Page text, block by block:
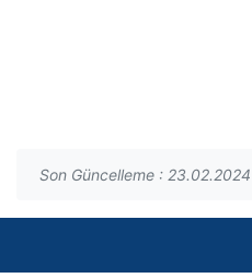
Son Güncelleme : 23.02.2024